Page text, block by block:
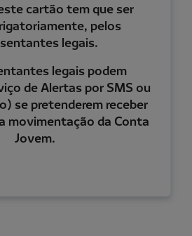
cartão tem que ser
pelos
legais.
legais podem
de Alertas por SMS ou
se pretenderem receber
movimentação da Conta
Jovem.